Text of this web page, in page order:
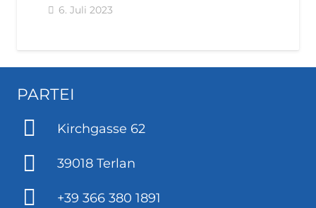
6. Juli 2023
PARTEI
Kirchgasse 62
39018 Terlan
+39 366 380 1891